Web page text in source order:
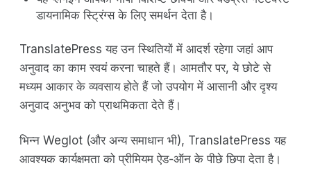
डायनामिक स्ट्रिंग्स के लिए समर्थन देता है।
TranslatePress यह उन स्थितियों में आदर्श रहेगा जहां आप
अनुवाद का काम स्वयं करना चाहते हैं। आमतौर पर, ये छोटे से
मध्यम आकार के व्यवसाय होते हैं जो उपयोग में आसानी और दृश्य
अनुवाद अनुभव को प्राथमिकता देते हैं।
भिन्न Weglot (और अन्य समाधान भी), TranslatePress यह
आवश्यक कार्यक्षमता को प्रीमियम ऐड-ऑन के पीछे छिपा देता है।